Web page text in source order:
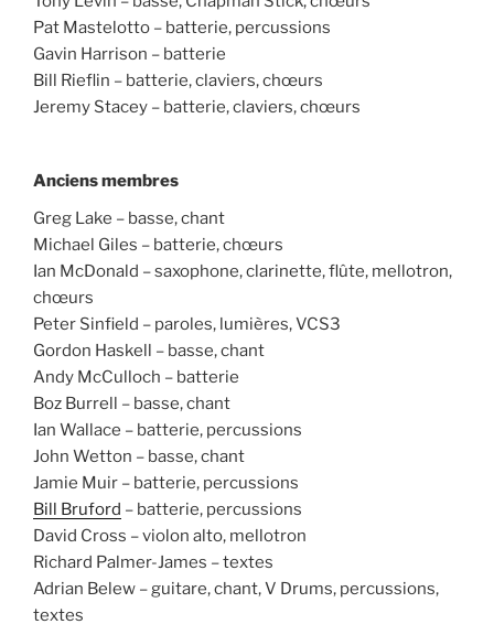
Pat Mastelotto – batterie, percussions
Gavin Harrison – batterie
Bill Rieflin – batterie, claviers, chœurs
Jeremy Stacey – batterie, claviers, chœurs
Anciens membres
Greg Lake – basse, chant
Michael Giles – batterie, chœurs
Ian McDonald – saxophone, clarinette, flûte, mellotron,
chœurs
Peter Sinfield – paroles, lumières, VCS3
Gordon Haskell – basse, chant
Andy McCulloch – batterie
Boz Burrell – basse, chant
Ian Wallace – batterie, percussions
John Wetton – basse, chant
Jamie Muir – batterie, percussions
Bill Bruford – batterie, percussions
David Cross – violon alto, mellotron
Richard Palmer-James – textes
Adrian Belew – guitare, chant, V Drums, percussions,
textes